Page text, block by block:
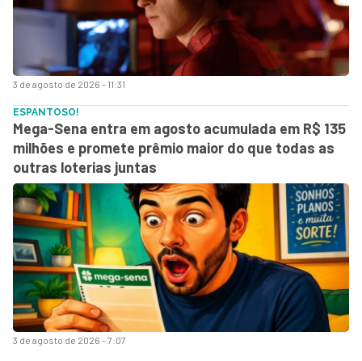
3 de agosto de 2026 - 11:31
3 de agosto de 2026 - 7:07
ESPANTOSO!
Mega-Sena entra em agosto acumulada em R$ 135
milhões e promete prêmio maior do que todas as
outras loterias juntas